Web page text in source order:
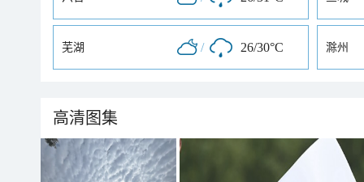
芜湖 / 26/30°C 滁州
高清图集